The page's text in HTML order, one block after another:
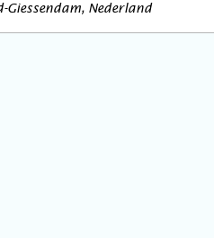
Nederland